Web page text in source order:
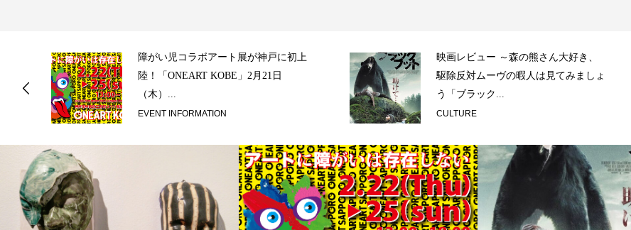
障がい児コラボアート展が神戸に初上
陸！「ONEART KOBE」2月21日
（木）...
EVENT INFORMATION
映画レビュー ～森の熊さん大好き、
駆除反対ムーヴの暇人は見てみましょ
う「ブラック...
CULTURE